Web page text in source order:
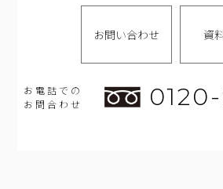
お問い合わせ 資
お電話での
お問合わせ